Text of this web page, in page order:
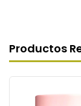
Productos